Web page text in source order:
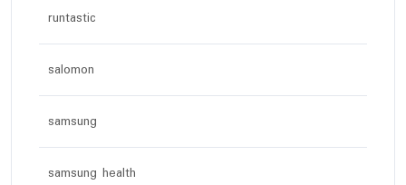
runtastic
salomon
samsung
samsung health